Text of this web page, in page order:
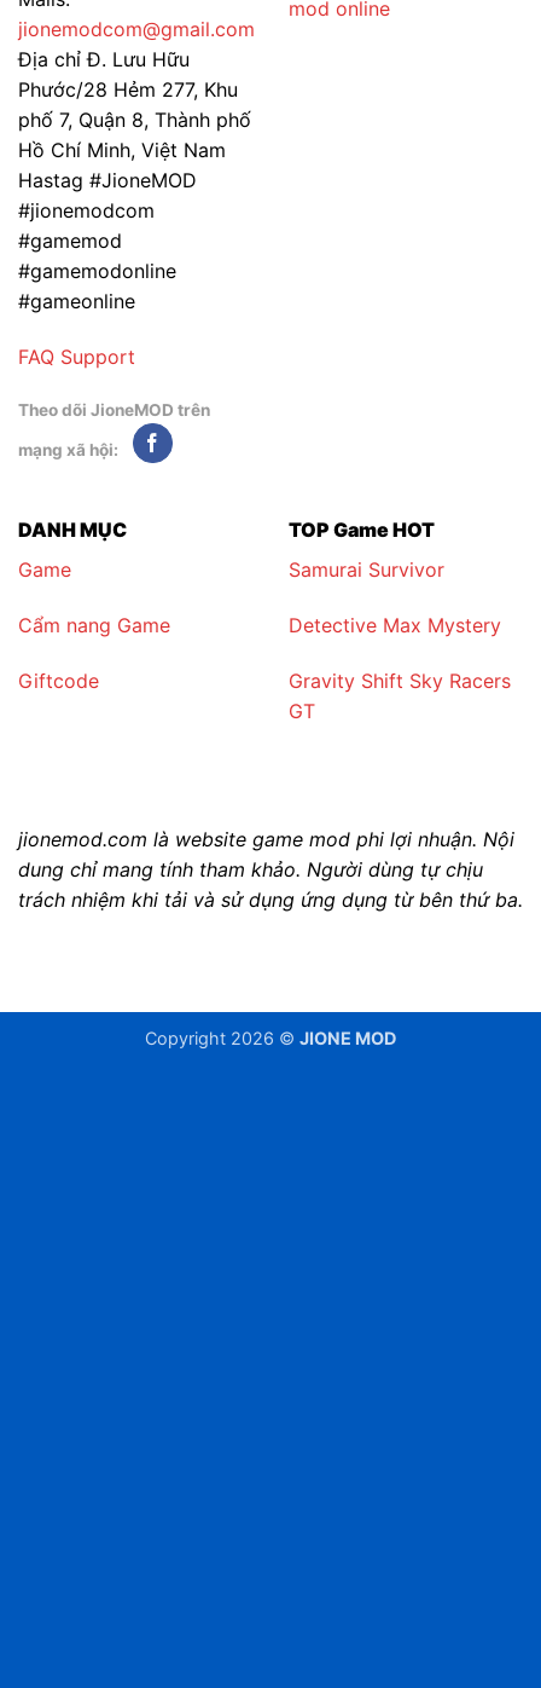
jionemodcom@gmail.com
Địa chỉ Đ. Lưu Hữu
Phước/28 Hẻm 277, Khu
phố 7, Quận 8, Thành phố
Hồ Chí Minh, Việt Nam
Hastag #JioneMOD
#jionemodcom
#gamemod
#gamemodonline
#gameonline
FAQ Support
Theo dõi JioneMOD trên
mạng xã hội:
mod online
DANH MỤC
Game
Cẩm nang Game
Giftcode
TOP Game HOT
Samurai Survivor
Detective Max Mystery
Gravity Shift Sky Racers
GT
jionemod.com là website game mod phi lợi nhuận. Nội
dung chỉ mang tính tham khảo. Người dùng tự chịu
trách nhiệm khi tải và sử dụng ứng dụng từ bên thứ ba.
Copyright 2026 © JIONE MOD